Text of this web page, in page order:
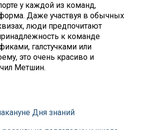
у каждой из команд,
Даже участвуя в обычных
люди предпочитают
к команде
галстучками или
это очень красиво и
Метшин.
Дня знаний